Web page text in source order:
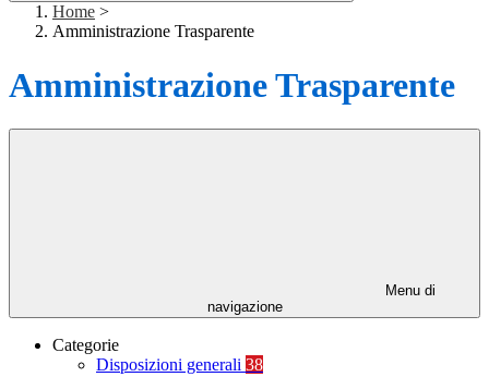
Home >
Amministrazione Trasparente
Amministrazione Trasparente
Menu di
navigazione
Categorie
Disposizioni generali 38